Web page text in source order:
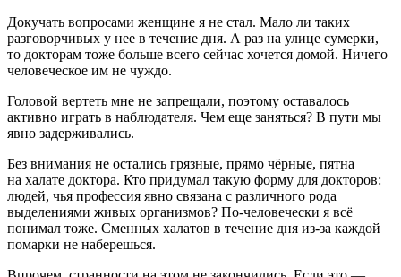
Докучать вопросами женщине я не стал. Мало ли таких
разговорчивых у нее в течение дня. А раз на улице сумерки,
то докторам тоже больше всего сейчас хочется домой. Ничего
человеческое им не чуждо.
Головой вертеть мне не запрещали, поэтому оставалось
активно играть в наблюдателя. Чем еще заняться? В пути мы
явно задерживались.
Без внимания не остались грязные, прямо чёрные, пятна
на халате доктора. Кто придумал такую форму для докторов:
людей, чья профессия явно связана с различного рода
выделениями живых организмов? По-человечески я всё
понимал тоже. Сменных халатов в течение дня из-за каждой
помарки не наберешься.